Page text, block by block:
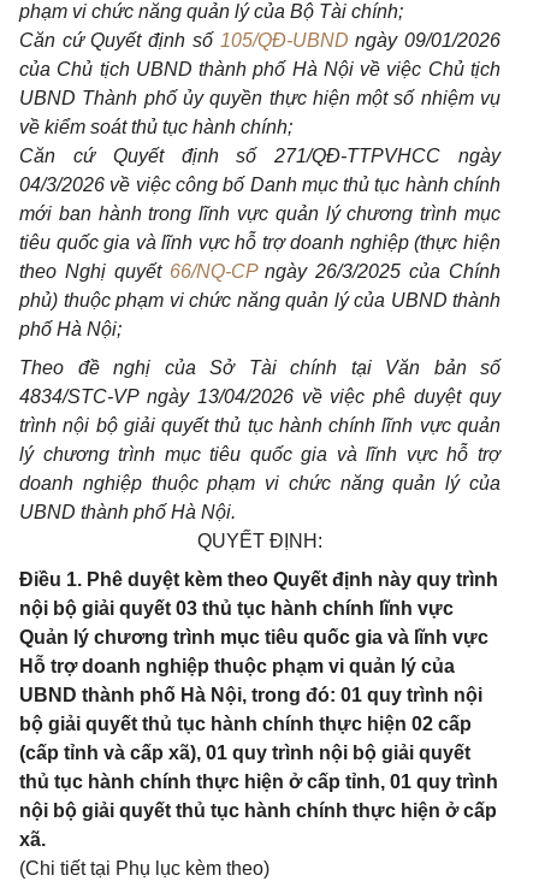
phạm vi chức năng quản lý của Bộ Tài chính;
Căn cứ Quyết định số 105/QĐ-UBND ngày 09/01/2026
của Chủ tịch UBND thành phố Hà Nội về việc Chủ tịch
UBND Thành phố ủy quyền thực hiện một số nhiệm vụ
về kiểm soát thủ tục hành chính;
Căn cứ Quyết định số 271/QĐ-TTPVHCC ngày
04/3/2026 về việc công bố Danh mục thủ tục hành chính
mới ban hành trong lĩnh vực quản lý chương trình mục
tiêu quốc gia và lĩnh vực hỗ trợ doanh nghiệp (thực hiện
theo Nghị quyết 66/NQ-CPngày 26/3/2025 của Chính
phủ) thuộc phạm vi chức năng quản lý của UBND thành
phố Hà Nội;
Theo đề nghị của Sở Tài chính tại Văn bản số
4834/STC-VP ngày 13/04/2026 về việc phê duyệt quy
trình nội bộ giải quyết thủ tục hành chính lĩnh vực quản
lý chương trình mục tiêu quốc gia và lĩnh vực hỗ trợ
doanh nghiệp thuộc phạm vi chức năng quản lý của
UBND thành phố Hà Nội.
QUYẾT ĐỊNH:
Điều 1. Phê duyệt kèm theo Quyết định này quy trình
nội bộ giải quyết 03 thủ tục hành chính lĩnh vực
Quản lý chương trình mục tiêu quốc gia và lĩnh vực
Hỗ trợ doanh nghiệp thuộc phạm vi quản lý của
UBND thành phố Hà Nội, trong đó: 01 quy trình nội
bộ giải quyết thủ tục hành chính thực hiện 02 cấp
(cấp tỉnh và cấp xã), 01 quy trình nội bộ giải quyết
thủ tục hành chính thực hiện ở cấp tỉnh, 01 quy trình
nội bộ giải quyết thủ tục hành chính thực hiện ở cấp
xã.
(Chi tiết tại Phụ lục kèm theo)